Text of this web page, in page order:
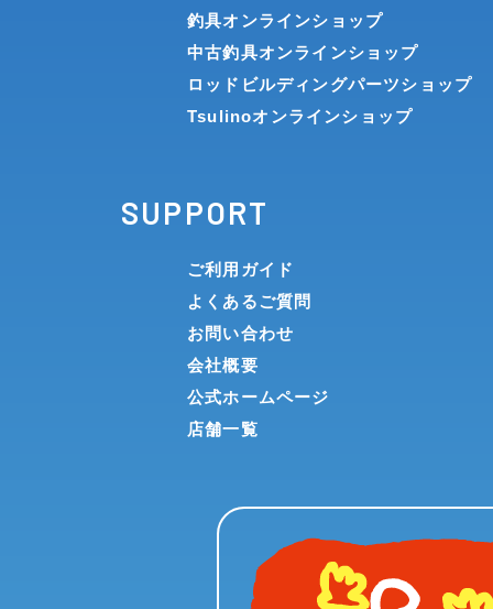
釣具オンラインショップ
中古釣具オンラインショップ
ロッドビルディングパーツショップ
Tsulinoオンラインショップ
SUPPORT
ご利用ガイド
よくあるご質問
お問い合わせ
会社概要
公式ホームページ
店舗一覧